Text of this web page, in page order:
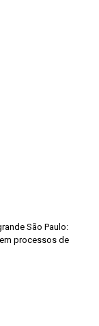
São Paulo:
processos de